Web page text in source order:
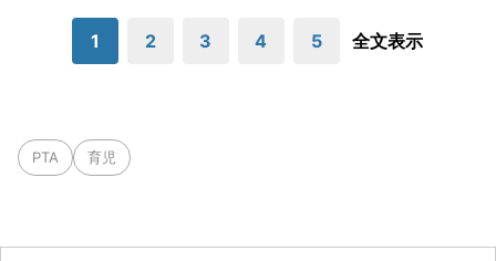
1 2 3 4 5 全文表示
PTA 育児